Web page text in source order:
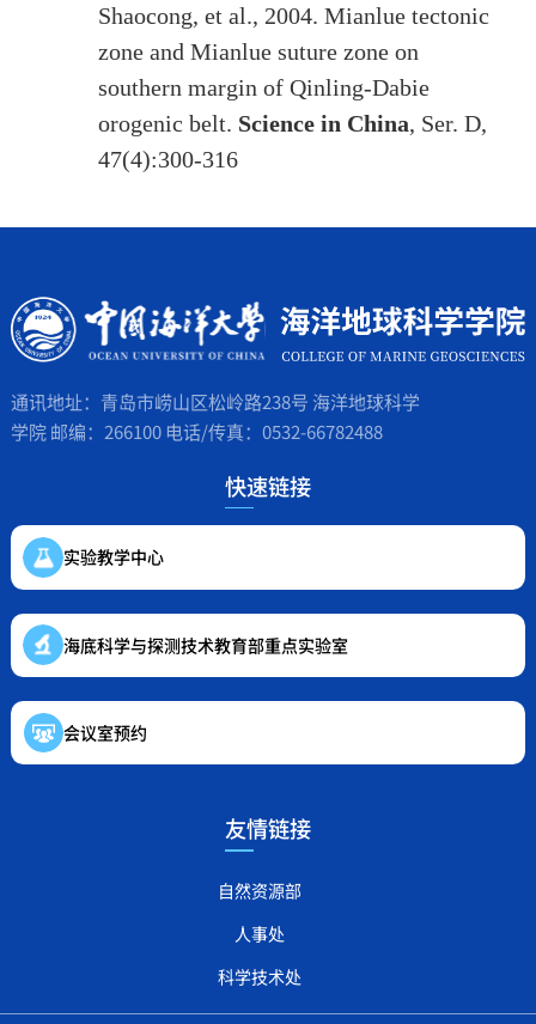
Shaocong, et al., 2004. Mianlue tectonic
zone and Mianlue suture zone on
southern margin of Qinling-Dabie
orogenic belt. Science in China, Ser. D,
47(4):300-316
通讯地址：青岛市崂山区松岭路238号 海洋地球科学
学院 邮编：266100 电话/传真：0532-66782488
快速链接
实验教学中心
海底科学与探测技术教育部重点实验室
会议室预约
友情链接
自然资源部
人事处
科学技术处